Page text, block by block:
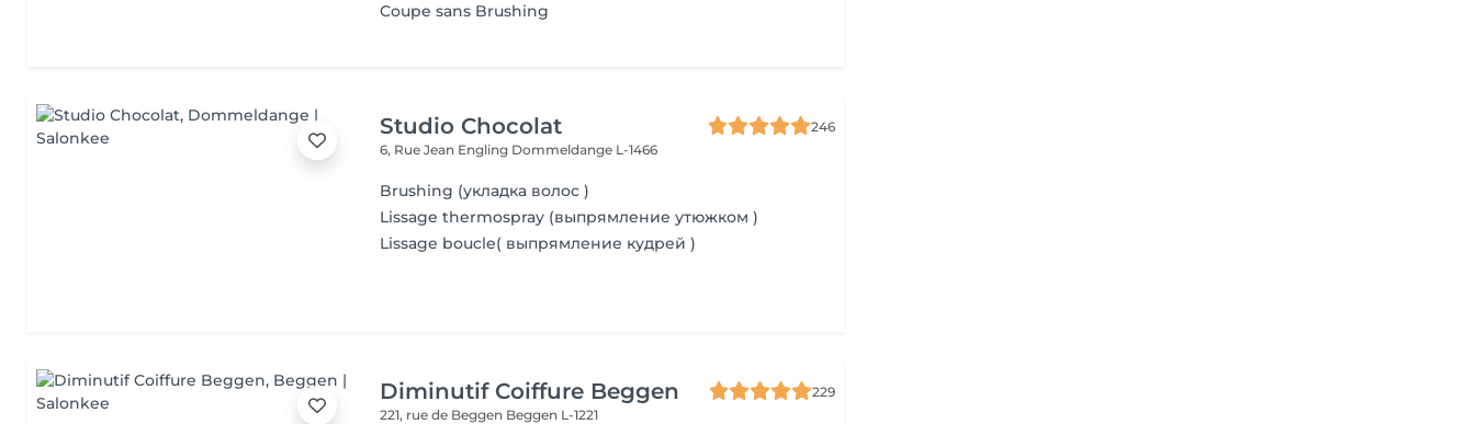
Coupe sans Brushing
Studio Chocolat
246
6, Rue Jean Engling Dommeldange L-1466
Brushing (укладка волос )
Lissage thermospray (выпрямление утюжком )
Lissage boucle( выпрямление кудрей )
Diminutif Coiffure Beggen
229
221, rue de Beggen Beggen L-1221